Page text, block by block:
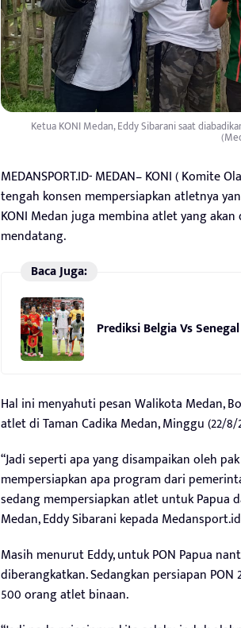
Ketua KONI Medan, Eddy Sibarani saat
MEDANSPORT.ID- MEDAN– KONI (
tengah konsen mempersiapkan atletnya
KONI Medan juga membina atlet yang
mendatang.
Baca Juga:
Prediksi Belgia Vs
Hal ini menyahuti pesan Walikota Medan,
atlet di Taman Cadika Medan, Minggu (22/8/
“Jadi seperti apa yang disampaikan oleh
mempersiapkan apa program dari
sedang mempersiapkan atlet untuk Papua
Medan, Eddy Sibarani kepada
Masih menurut Eddy, untuk PON Papua
diberangkatkan. Sedangkan persiapan
500 orang atlet binaan.